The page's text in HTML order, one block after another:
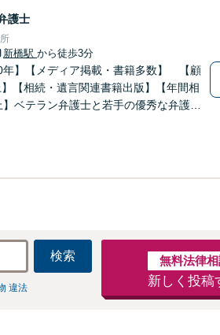
護士
新橋駅 から徒歩3分
年】【メディア掲載・書籍多数】 【顧
【相続・遺言関連書籍出版】【年間相
ベテラン弁護士と若手の優秀な弁護士
検索
違法
無料法律
新しく投稿